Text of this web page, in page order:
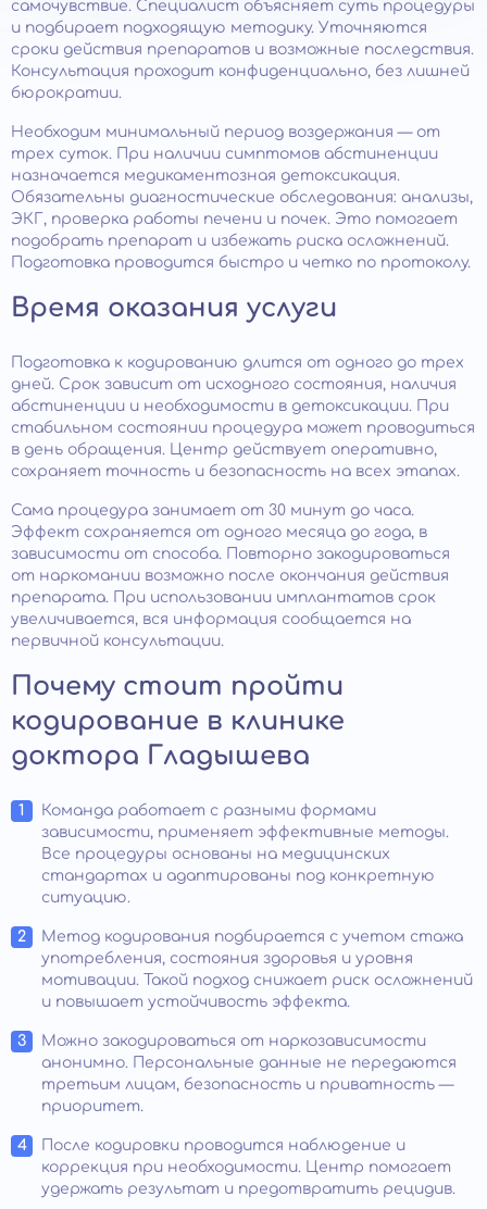
самочувствие. Специалист объясняет суть процедуры
и подбирает подходящую методику. Уточняются
сроки действия препаратов и возможные последствия.
Консультация проходит конфиденциально, без лишней
бюрократии.
Необходим минимальный период воздержания — от
трех суток. При наличии симптомов абстиненции
назначается медикаментозная детоксикация.
Обязательны диагностические обследования: анализы,
ЭКГ, проверка работы печени и почек. Это помогает
подобрать препарат и избежать риска осложнений.
Подготовка проводится быстро и четко по протоколу.
Время оказания услуги
Подготовка к кодированию длится от одного до трех
дней. Срок зависит от исходного состояния, наличия
абстиненции и необходимости в детоксикации. При
стабильном состоянии процедура может проводиться
в день обращения. Центр действует оперативно,
сохраняет точность и безопасность на всех этапах.
Сама процедура занимает от 30 минут до часа.
Эффект сохраняется от одного месяца до года, в
зависимости от способа. Повторно закодироваться
от наркомании возможно после окончания действия
препарата. При использовании имплантатов срок
увеличивается, вся информация сообщается на
первичной консультации.
Почему стоит пройти
кодирование в клинике
доктора Гладышева
Команда работает с разными формами
зависимости, применяет эффективные методы.
Все процедуры основаны на медицинских
стандартах и адаптированы под конкретную
ситуацию.
Метод кодирования подбирается с учетом стажа
употребления, состояния здоровья и уровня
мотивации. Такой подход снижает риск осложнений
и повышает устойчивость эффекта.
Можно закодироваться от наркозависимости
анонимно. Персональные данные не передаются
третьим лицам, безопасность и приватность —
приоритет.
После кодировки проводится наблюдение и
коррекция при необходимости. Центр помогает
удержать результат и предотвратить рецидив.